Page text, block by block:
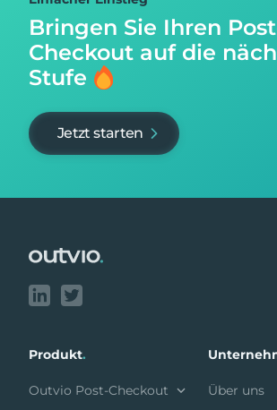
Bringen Sie Ihren
Checkout auf die
Stufe
Jetzt starten
Produkt.
Outvio Post-Checkout
Über uns